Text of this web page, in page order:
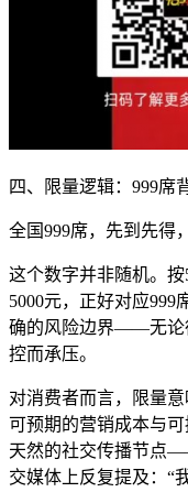
四、限量逻辑：999席
全国999席，先到先得
这个数字并非随机。
5000元，正好对应999
确的风险边界——无论
控而承压。
对消费者而言，限量
可预期的营销成本与
天然的社交传播节点
交媒体上反复提及：“